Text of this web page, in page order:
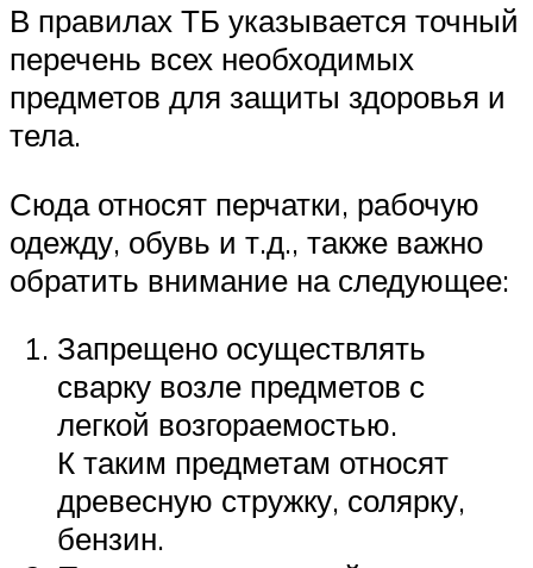
В правилах ТБ указывается точный
перечень всех необходимых
предметов для защиты здоровья и
тела.
Сюда относят перчатки, рабочую
одежду, обувь и т.д., также важно
обратить внимание на следующее:
Запрещено осуществлять
сварку возле предметов с
легкой возгораемостью.
К таким предметам относят
древесную стружку, солярку,
бензин.